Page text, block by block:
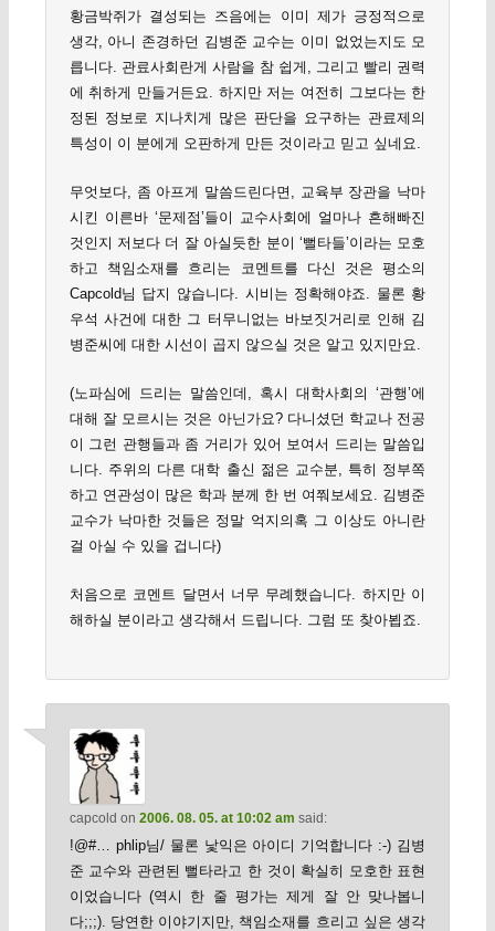
황금박쥐가 결성되는 즈음에는 이미 제가 긍정적으로
생각, 아니 존경하던 김병준 교수는 이미 없었는지도 모
릅니다. 관료사회란게 사람을 참 쉽게, 그리고 빨리 권력
에 취하게 만들거든요. 하지만 저는 여전히 그보다는 한
정된 정보로 지나치게 많은 판단을 요구하는 관료제의
특성이 이 분에게 오판하게 만든 것이라고 믿고 싶네요.
무엇보다, 좀 아프게 말씀드린다면, 교육부 장관을 낙마
시킨 이른바 ‘문제점’들이 교수사회에 얼마나 흔해빠진
것인지 저보다 더 잘 아실듯한 분이 ‘뻘타들’이라는 모호
하고 책임소재를 흐리는 코멘트를 다신 것은 평소의
Capcold님 답지 않습니다. 시비는 정확해야죠. 물론 황
우석 사건에 대한 그 터무니없는 바보짓거리로 인해 김
병준씨에 대한 시선이 곱지 않으실 것은 알고 있지만요.
(노파심에 드리는 말씀인데, 혹시 대학사회의 ‘관행’에
대해 잘 모르시는 것은 아닌가요? 다니셨던 학교나 전공
이 그런 관행들과 좀 거리가 있어 보여서 드리는 말씀입
니다. 주위의 다른 대학 출신 젊은 교수분, 특히 정부쪽
하고 연관성이 많은 학과 분께 한 번 여쭤보세요. 김병준
교수가 낙마한 것들은 정말 억지의혹 그 이상도 아니란
걸 아실 수 있을 겁니다)
처음으로 코멘트 달면서 너무 무례했습니다. 하지만 이
해하실 분이라고 생각해서 드립니다. 그럼 또 찾아뵙죠.
capcold on 2006. 08. 05. at 10:02 am said:
!@#… phlip님/ 물론 낯익은 아이디 기억합니다 :-) 김병
준 교수와 관련된 뻘타라고 한 것이 확실히 모호한 표현
이었습니다 (역시 한 줄 평가는 제게 잘 안 맞나봅니
다;;;). 당연한 이야기지만, 책임소재를 흐리고 싶은 생각